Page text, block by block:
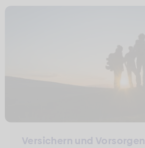
Versichern und Vorsorgen